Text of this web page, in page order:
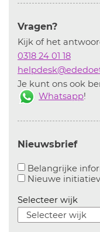
Vragen?
Kijk of het
0318 24 01 18
Je kunt ons ook
Whatsapp!
Nieuwsbrief
Belangrijke
Nieuwe
Selecteer wijk